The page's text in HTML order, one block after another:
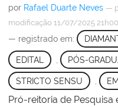
por Rafael Duarte Neves —
modificação 11/07/2025 21h00
— registrado em:
EDITAL PÓS-
STRICTO SENSU
Pró-reitoria de